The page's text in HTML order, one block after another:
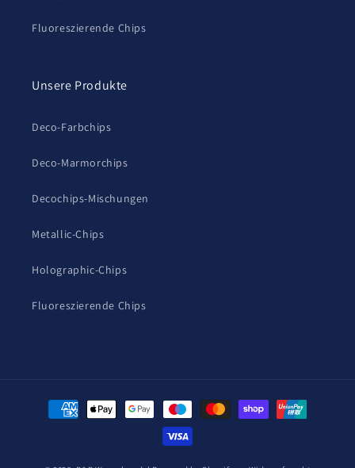
Fluoreszierende Chips
Unsere Produkte
Deco-Farbchips
Deco-Marmorchips
Decochips-Mischungen
Metallic-Chips
Holographic-Chips
Fluoreszierende Chips
Zahlungsmethoden